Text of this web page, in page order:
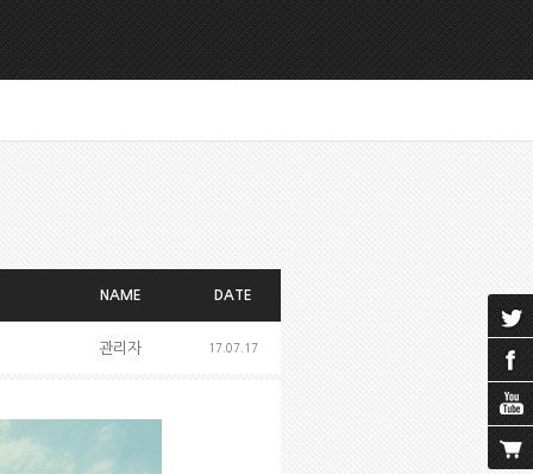
NAME DATE
관리자 17.07.17